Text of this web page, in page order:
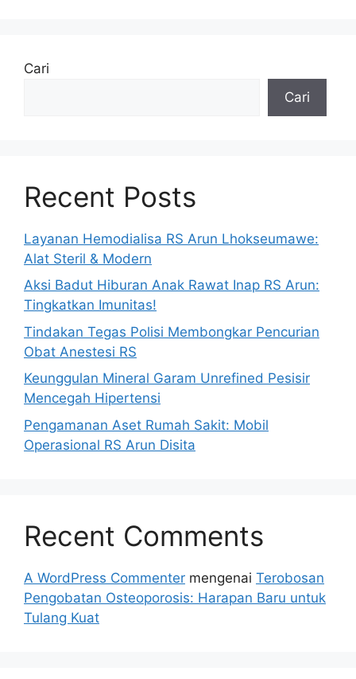
Cari
Cari
Recent Posts
Layanan Hemodialisa RS Arun Lhokseumawe:
Alat Steril & Modern
Aksi Badut Hiburan Anak Rawat Inap RS Arun:
Tingkatkan Imunitas!
Tindakan Tegas Polisi Membongkar Pencurian
Obat Anestesi RS
Keunggulan Mineral Garam Unrefined Pesisir
Mencegah Hipertensi
Pengamanan Aset Rumah Sakit: Mobil
Operasional RS Arun Disita
Recent Comments
A WordPress Commenter mengenai Terobosan
Pengobatan Osteoporosis: Harapan Baru untuk
Tulang Kuat